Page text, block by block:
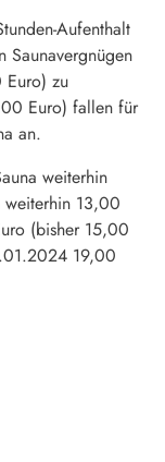
Aufenthalt
Saunavergnügen
zu
Euro) fallen für
an.
weiterhin
weiterhin 13,00
(bisher 15,00
19,00